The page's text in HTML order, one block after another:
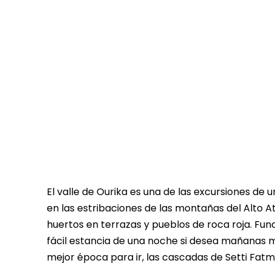
El valle de Ourika es una de las excursiones
en las estribaciones de las montañas del Alto
huertos en terrazas y pueblos de roca roja.
fácil estancia de una noche si desea mañanas
mejor época para ir, las cascadas de Setti